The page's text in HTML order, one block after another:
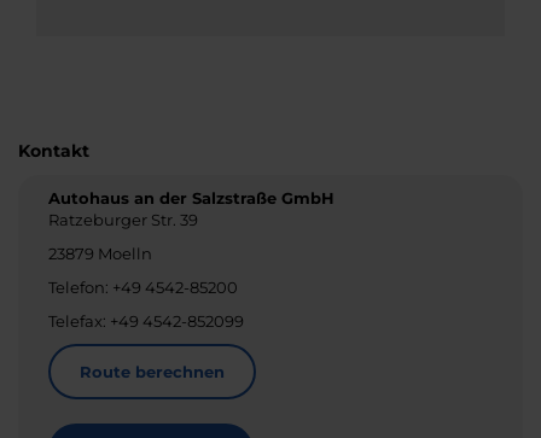
Kontakt
Autohaus an der Salzstraße GmbH
Ratzeburger Str. 39
23879 Moelln
Telefon: +49 4542-85200
Telefax: +49 4542-852099
Route berechnen